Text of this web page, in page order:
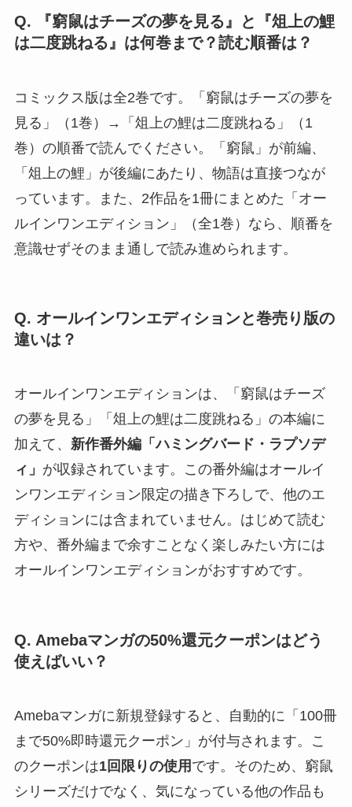
Q. 『窮鼠はチーズの夢を見る』と『俎上の鯉
は二度跳ねる』は何巻まで？読む順番は？
コミックス版は全2巻です。「窮鼠はチーズの夢を
見る」（1巻）→「俎上の鯉は二度跳ねる」（1
巻）の順番で読んでください。「窮鼠」が前編、
「俎上の鯉」が後編にあたり、物語は直接つなが
っています。また、2作品を1冊にまとめた「オー
ルインワンエディション」（全1巻）なら、順番を
意識せずそのまま通しで読み進められます。
Q. オールインワンエディションと巻売り版の
違いは？
オールインワンエディションは、「窮鼠はチーズ
の夢を見る」「俎上の鯉は二度跳ねる」の本編に
加えて、 新作番外編「ハミングバード・ラプソデ
ィ」 が収録されています。この番外編はオールイ
ンワンエディション限定の描き下ろしで、他のエ
ディションには含まれていません。はじめて読む
方や、番外編まで余すことなく楽しみたい方には
オールインワンエディションがおすすめです。
Q. Amebaマンガの50%還元クーポンはどう
使えばいい？
Amebaマンガに新規登録すると、自動的に「100冊
まで50%即時還元クーポン」が付与されます。こ
のクーポンは1回限りの使用 です。そのため、窮鼠
シリーズだけでなく、気になっている他の作品も